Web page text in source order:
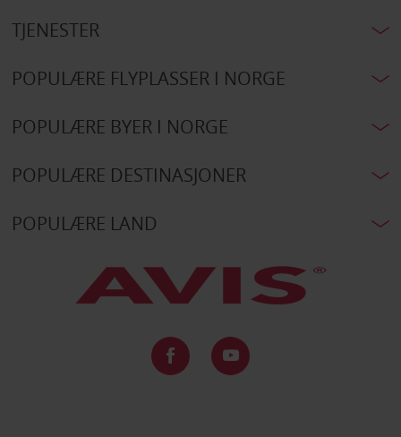
TJENESTER
POPULÆRE FLYPLASSER I NORGE
POPULÆRE BYER I NORGE
POPULÆRE DESTINASJONER
POPULÆRE LAND